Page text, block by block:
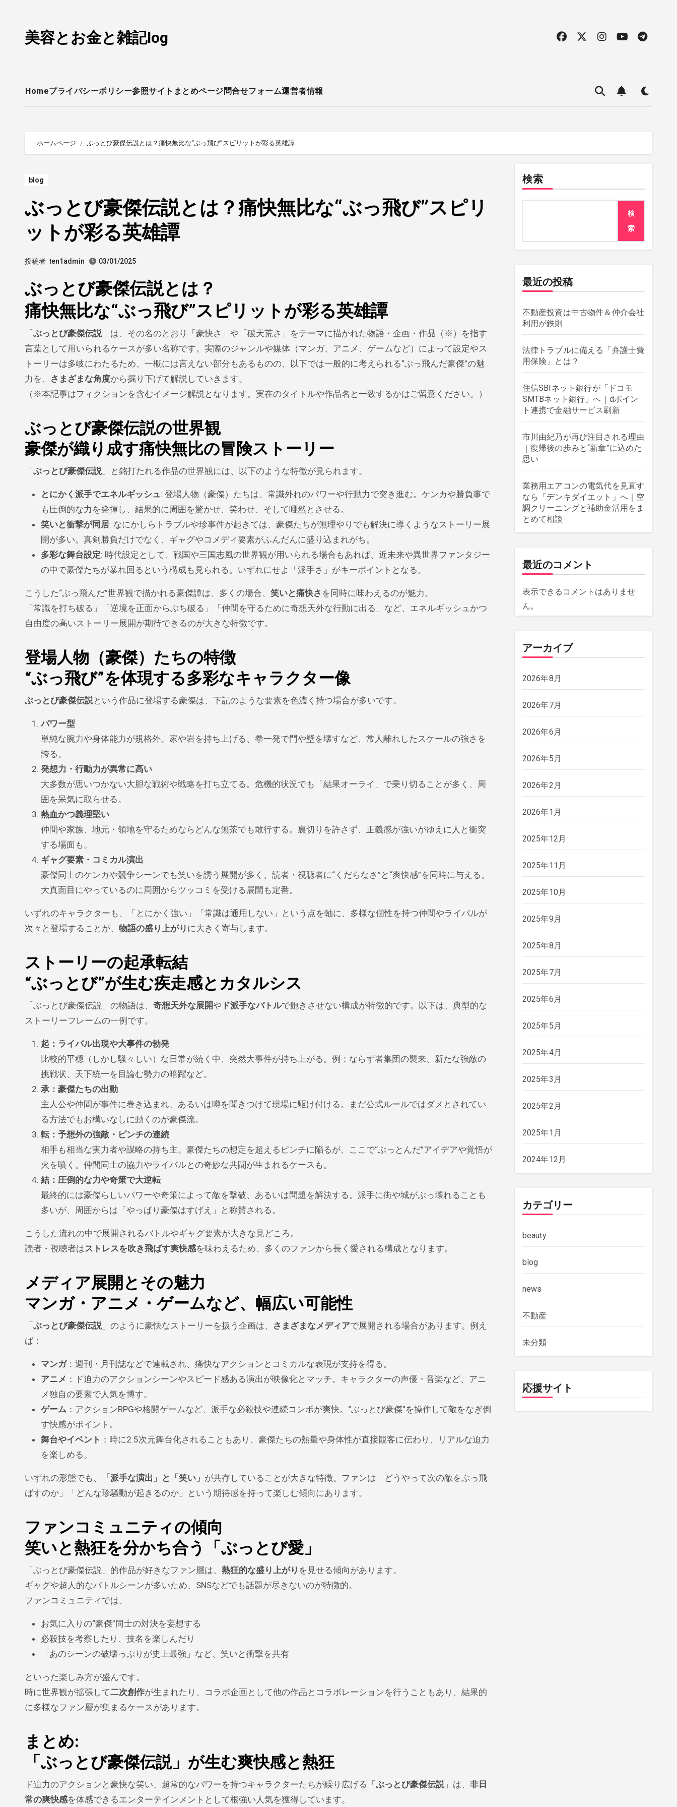
美容とお金と雑記log
Homeプライバシーポリシー参照サイトまとめページ問合せフォーム運営者情報
ホームページ ぶっとび豪傑伝説とは？痛快無比な“ぶっ飛び”スピリットが彩る英雄譚
blog
ぶっとび豪傑伝説とは？痛快無比な“ぶっ飛び”スピリ
ットが彩る英雄譚
投稿者 ten1admin 03/01/2025
ぶっとび豪傑伝説とは？
痛快無比な“ぶっ飛び”スピリットが彩る英雄譚
「 ぶっとび豪傑伝説」は、その名のとおり「豪快さ」や「破天荒さ」をテーマに描かれた物語・企画・作品（※）を指す
言葉として用いられるケースが多い名称です。実際のジャンルや媒体（マンガ、アニメ、ゲームなど）によって設定やス
トーリーは多岐にわたるため、一概には言えない部分もあるものの、以下では一般的に考えられる“ぶっ飛んだ豪傑”の魅
力を、 さまざまな角度から掘り下げて解説していきます。
（※本記事はフィクションを含むイメージ解説となります。実在のタイトルや作品名と一致するかはご留意ください。）
ぶっとび豪傑伝説の世界観
豪傑が織り成す痛快無比の冒険ストーリー
「 ぶっとび豪傑伝説」と銘打たれる作品の世界観には、以下のような特徴が見られます。
とにかく派手でエネルギッシュ: 登場人物（豪傑）たちは、常識外れのパワーや行動力で突き進む。ケンカや勝負事で
も圧倒的な力を発揮し、結果的に周囲を驚かせ、笑わせ、そして唖然とさせる。
笑いと衝撃が同居: なにかしらトラブルや珍事件が起きては、豪傑たちが無理やりでも解決に導くようなストーリー展
開が多い。真剣勝負だけでなく、ギャグやコメディ要素がふんだんに盛り込まれがち。
多彩な舞台設定: 時代設定として、戦国や三国志風の世界観が用いられる場合もあれば、近未来や異世界ファンタジー
の中で豪傑たちが暴れ回るという構成も見られる。いずれにせよ「派手さ」がキーポイントとなる。
こうした“ぶっ飛んだ”世界観で描かれる豪傑譚は、多くの場合、 笑いと痛快さ を同時に味わえるのが魅力。
「常識を打ち破る」「逆境を正面からぶち破る」「仲間を守るために奇想天外な行動に出る」など、エネルギッシュかつ
自由度の高いストーリー展開が期待できるのが大きな特徴です。
登場人物（豪傑）たちの特徴
“ぶっ飛び”を体現する多彩なキャラクター像
ぶっとび豪傑伝説という作品に登場する豪傑は、下記のような要素を色濃く持つ場合が多いです。
パワー型
単純な腕力や身体能力が規格外。家や岩を持ち上げる、拳一発で門や壁を壊すなど、常人離れしたスケールの強さを
誇る。
発想力・行動力が異常に高い
大多数が思いつかない大胆な戦術や戦略を打ち立てる。危機的状況でも「結果オーライ」で乗り切ることが多く、周
囲を呆気に取らせる。
熱血かつ義理堅い
仲間や家族、地元・領地を守るためならどんな無茶でも敢行する。裏切りを許さず、正義感が強いがゆえに人と衝突
する場面も。
ギャグ要素・コミカル演出
豪傑同士のケンカや競争シーンでも笑いを誘う展開が多く、読者・視聴者に“くだらなさ”と“爽快感”を同時に与える。
大真面目にやっているのに周囲からツッコミを受ける展開も定番。
いずれのキャラクターも、「とにかく強い」「常識は通用しない」という点を軸に、多様な個性を持つ仲間やライバルが
次々と登場することが、 物語の盛り上がり に大きく寄与します。
ストーリーの起承転結
“ぶっとび”が生む疾走感とカタルシス
「ぶっとび豪傑伝説」の物語は、 奇想天外な展開や ド派手なバトルで飽きさせない構成が特徴的です。以下は、典型的な
ストーリーフレームの一例です。
起：ライバル出現や大事件の勃発
比較的平穏（しかし騒々しい）な日常が続く中、突然大事件が持ち上がる。例：ならず者集団の襲来、新たな強敵の
挑戦状、天下統一を目論む勢力の暗躍など。
承：豪傑たちの出動
主人公や仲間が事件に巻き込まれ、あるいは噂を聞きつけて現場に駆け付ける。まだ公式ルールではダメとされてい
る方法でもお構いなしに動くのが豪傑流。
転：予想外の強敵・ピンチの連続
相手も相当な実力者や謀略の持ち主。豪傑たちの想定を超えるピンチに陥るが、ここで“ぶっとんだ”アイデアや覚悟が
火を噴く。仲間同士の協力やライバルとの奇妙な共闘が生まれるケースも。
結：圧倒的な力や奇策で大逆転
最終的には豪傑らしいパワーや奇策によって敵を撃破、あるいは問題を解決する。派手に街や城がぶっ壊れることも
多いが、周囲からは「やっぱり豪傑はすげえ」と称賛される。
こうした流れの中で展開されるバトルやギャグ要素が大きな見どころ。
読者・視聴者はストレスを吹き飛ばす爽快感を味わえるため、多くのファンから長く愛される構成となります。
メディア展開とその魅力
マンガ・アニメ・ゲームなど、幅広い可能性
「 ぶっとび豪傑伝説」のように豪快なストーリーを扱う企画は、 さまざまなメディアで展開される場合があります。例え
ば：
マンガ：週刊・月刊誌などで連載され、痛快なアクションとコミカルな表現が支持を得る。
アニメ ：ド迫力のアクションシーンやスピード感ある演出が映像化とマッチ。キャラクターの声優・音楽など、アニ
メ独自の要素で人気を博す。
ゲーム ：アクションRPGや格闘ゲームなど、派手な必殺技や連続コンボが爽快。“ぶっとび豪傑”を操作して敵をなぎ倒
す快感がポイント。
舞台やイベント ：時に2.5次元舞台化されることもあり、豪傑たちの熱量や身体性が直接観客に伝わり、リアルな迫力
を楽しめる。
いずれの形態でも、 「派手な演出」と「笑い」 が共存していることが大きな特徴。ファンは「どうやって次の敵をぶっ飛
ばすのか」「どんな珍騒動が起きるのか」という期待感を持って楽しむ傾向にあります。
ファンコミュニティの傾向
笑いと熱狂を分かち合う「ぶっとび愛」
「ぶっとび豪傑伝説」的作品が好きなファン層は、 熱狂的な盛り上がり を見せる傾向があります。
ギャグや超人的なバトルシーンが多いため、SNSなどでも話題が尽きないのが特徴的。
ファンコミュニティでは、
お気に入りの“豪傑”同士の対決を妄想する
必殺技を考察したり、技名を楽しんだり
「あのシーンの破壊っぷりが史上最強」など、笑いと衝撃を共有
といった楽しみ方が盛んです。
時に世界観が拡張して二次創作が生まれたり、コラボ企画として他の作品とコラボレーションを行うこともあり、結果的
に多様なファン層が集まるケースがあります。
まとめ:
「ぶっとび豪傑伝説」が生む爽快感と熱狂
ド迫力のアクションと豪快な笑い、超常的なパワーを持つキャラクターたちが繰り広げる「 ぶっとび豪傑伝説」は、 非日
常の爽快感を体感できるエンターテインメントとして根強い人気を獲得しています。
検索
検
索
最近の投稿
不動産投資は中古物件＆仲介会社
利用が鉄則
法律トラブルに備える「弁護士費
用保険」とは？
住信SBIネット銀行が「ドコモ
SMTBネット銀行」へ｜dポイン
ト連携で金融サービス刷新
市川由紀乃が再び注目される理由
｜復帰後の歩みと“新章”に込めた
思い
業務用エアコンの電気代を見直す
なら「デンキダイエット」へ｜空
調クリーニングと補助金活用をま
とめて相談
最近のコメント
表示できるコメントはありませ
ん。
アーカイブ
2026年8月
2026年7月
2026年6月
2026年5月
2026年2月
2026年1月
2025年12月
2025年11月
2025年10月
2025年9月
2025年8月
2025年7月
2025年6月
2025年5月
2025年4月
2025年3月
2025年2月
2025年1月
2024年12月
カテゴリー
beauty
blog
news
不動産
未分類
応援サイト